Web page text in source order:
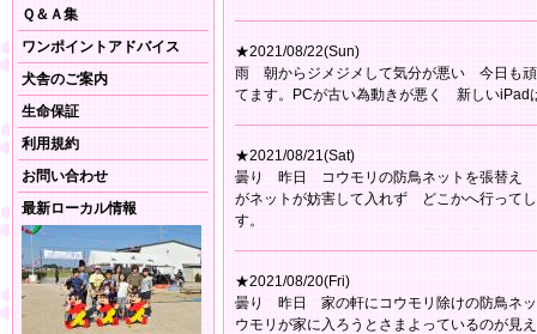
Ｑ＆Ａ集
ワンポイントアドバイス
犬舎のご案内
生命保証
利用規約
お問い合わせ
最新ローカル情報
★2021/08/22(Sun)
雨 朝からジメジメして気分が悪い 今日も
てます。PCが古い為動きが悪く 新しいiPad
★2021/08/21(Sat)
曇り 昨日 コウモリの防鳥ネットを張替え
がネットが妨害して入れず どこかへ行って
す。
★2021/08/20(Fri)
曇り 昨日 家の軒にコウモリ除けの防鳥ネ
ウモリが家に入ろうとさまよっているのが